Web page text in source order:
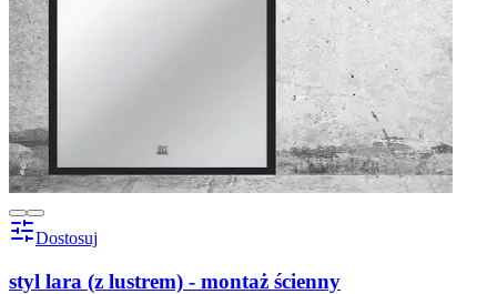
Dostosuj
styl lara (z lustrem) - montaż ścienny